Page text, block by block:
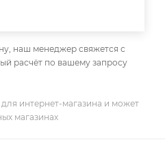
наш менеджер свяжется с
расчёт по вашему запросу
интернет-магазина и может
магазинах